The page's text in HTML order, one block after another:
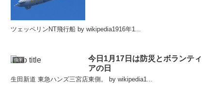
ツェッペリンNT飛行船 by wikipedia1916年1...
由来
今日1月17日は防災とボランティ
アの日
生田新道 東急ハンズ三宮店東側。 by wikipedia1...